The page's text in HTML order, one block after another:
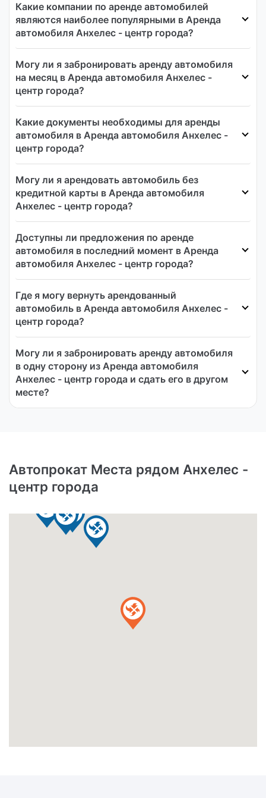
Какие компании по аренде автомобилей
являются наиболее популярными в Аренда
автомобиля Анхелес - центр города?
Могу ли я забронировать аренду автомобиля
на месяц в Аренда автомобиля Анхелес -
центр города?
Какие документы необходимы для аренды
автомобиля в Аренда автомобиля Анхелес -
центр города?
Могу ли я арендовать автомобиль без
кредитной карты в Аренда автомобиля
Анхелес - центр города?
Доступны ли предложения по аренде
автомобиля в последний момент в Аренда
автомобиля Анхелес - центр города?
Где я могу вернуть арендованный
автомобиль в Аренда автомобиля Анхелес -
центр города?
Могу ли я забронировать аренду автомобиля
в одну сторону из Аренда автомобиля
Анхелес - центр города и сдать его в другом
месте?
Автопрокат Места рядом Анхелес -
центр города